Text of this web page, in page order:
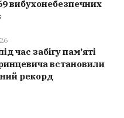
вибухонебезпечних
час забігу пам’яті
встановили
рекорд